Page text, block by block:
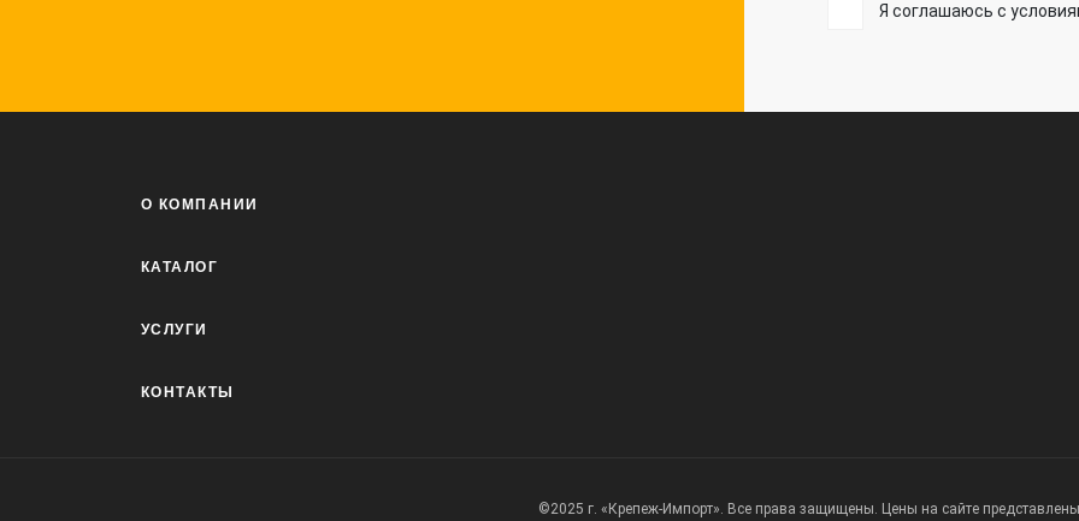
Я соглашаюсь с
О КОМПАНИИ
КАТАЛОГ
УСЛУГИ
КОНТАКТЫ
©2025 г. «Крепеж-Импорт». Все права защищены. Цены на сайте представлены